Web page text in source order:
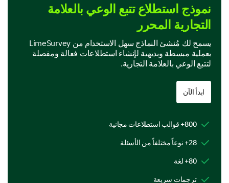
Scale:
Strongly Disagree
Disagree
Neither Agree nor Disagree
Agree
Our brand is trustworthy.
Our brand offers high-quality products/services.
Our brand values its customers.
نموذج استطلاع تتبع الوعي بالعلامة
التجارية المحرر
يسمح لك مُنشئ النماذج سهل الاستخدام من LimeSurvey
بعملية مبسطة وبديهية لإنشاء استطلاعات فعالة ومفصلة
لتتبع الوعي بالعلامة التجارية.
ابدأ الآن
800+ قوالب استطلاعات مجانية
28+ نوعاً مختلفاً من الأسئلة
80+ لغة
ترجمات سريعة